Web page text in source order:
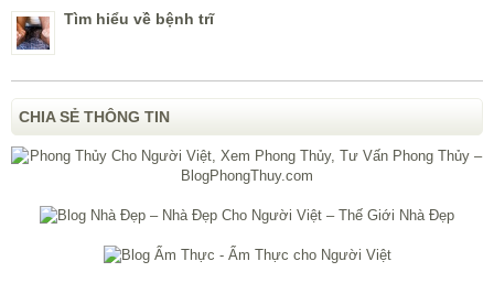
Tìm hiểu về bệnh trĩ
CHIA SẺ THÔNG TIN